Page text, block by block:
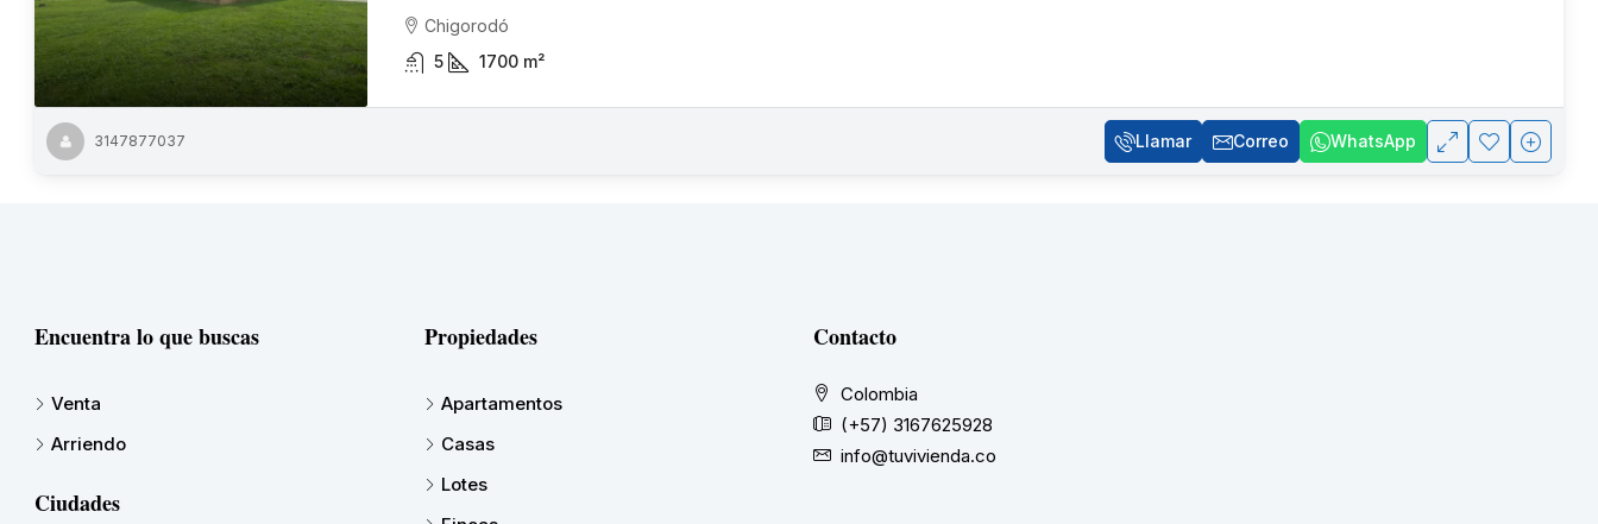
Chigorodó
5
1700 m²
3147877037 Llamar Correo WhatsApp
Encuentra lo que buscas
Venta
Arriendo
Ciudades
Propiedades
Apartamentos
Casas
Lotes
Contacto
Colombia
(+57) 3167625928
info@tuvivienda.co